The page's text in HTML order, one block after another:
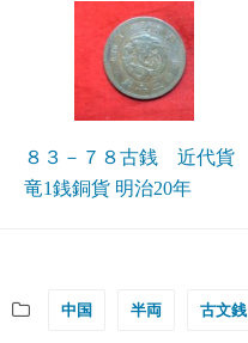
８３－７８古銭 近代貨
竜1銭銅貨 明治20年
中国 半両 古文銭